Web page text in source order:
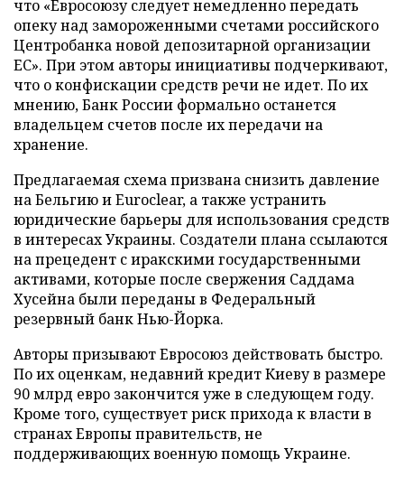
что «Евросоюзу следует немедленно передать
опеку над замороженными счетами российского
Центробанка новой депозитарной организации
ЕС». При этом авторы инициативы подчеркивают,
что о конфискации средств речи не идет. По их
мнению, Банк России формально останется
владельцем счетов после их передачи на
хранение.
Предлагаемая схема призвана снизить давление
на Бельгию и Euroclear, а также устранить
юридические барьеры для использования средств
в интересах Украины. Создатели плана ссылаются
на прецедент с иракскими государственными
активами, которые после свержения Саддама
Хусейна были переданы в Федеральный
резервный банк Нью-Йорка.
Авторы призывают Евросоюз действовать быстро.
По их оценкам, недавний кредит Киеву в размере
90 млрд евро закончится уже в следующем году.
Кроме того, существует риск прихода к власти в
странах Европы правительств, не
поддерживающих военную помощь Украине.